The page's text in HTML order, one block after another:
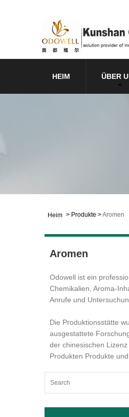
HEIM ÜBER
Heim > Produkte >Aromen
Aromen
Odowell ist ein
Chemikalien, Aroma-
Anrufe und
Die Produktionsstätte
ausgestattete
der chinesischen
Produkten Produkte